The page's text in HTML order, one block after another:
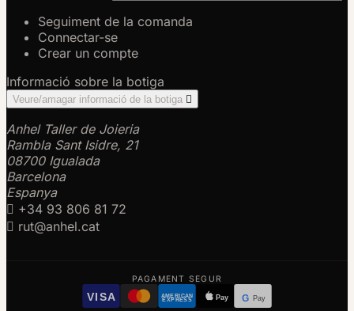
Seguiment de la comanda
Connectar-se
Crear un compte
Informació sobre la botiga
Veure/amagar informació de la botiga 
Anhel Taller de Joieria
Rambla Sant Isidre, 21
08700 Igualada
Barcelona
Espanya
 +34 93 806 81 72
 rut@anhel.cat
PAGAMENT SEGUR
VISA AMERICAN
EXPRESS Pay G Pay